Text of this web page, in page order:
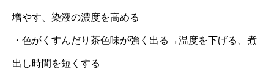
増やす、染液の濃度を高める
・色がくすんだり茶色味が強く出る→温度を下げる、煮
出し時間を短くする